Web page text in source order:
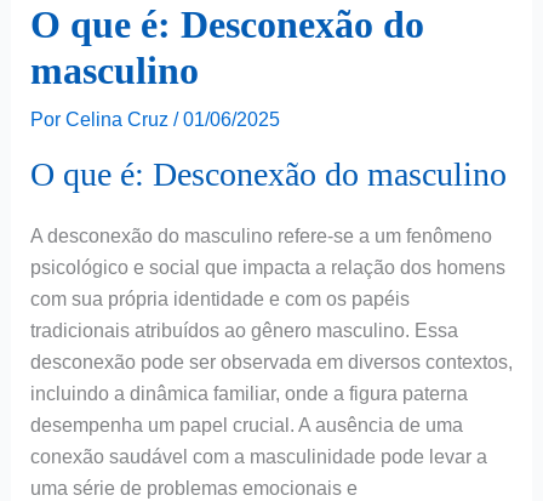
O que é: Desconexão do
masculino
Por Celina Cruz / 01/06/2025
O que é: Desconexão do masculino
A desconexão do masculino refere-se a um fenômeno
psicológico e social que impacta a relação dos homens
com sua própria identidade e com os papéis
tradicionais atribuídos ao gênero masculino. Essa
desconexão pode ser observada em diversos contextos,
incluindo a dinâmica familiar, onde a figura paterna
desempenha um papel crucial. A ausência de uma
conexão saudável com a masculinidade pode levar a
uma série de problemas emocionais e